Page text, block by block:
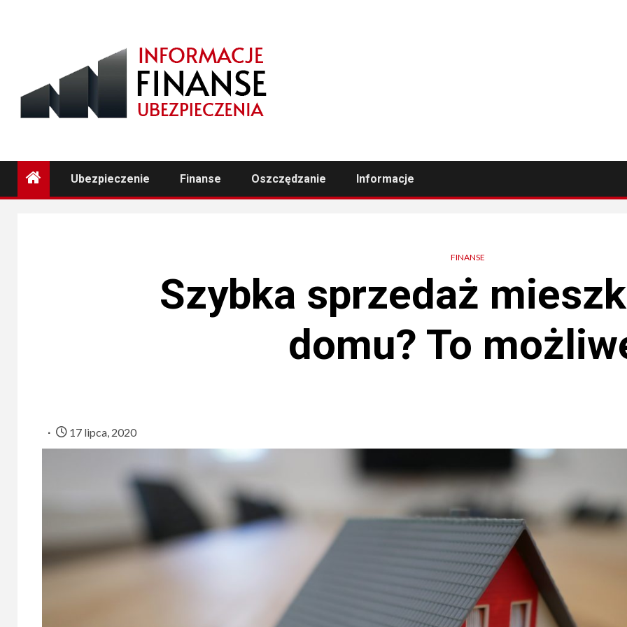
Ubezpieczenie Finanse Oszczędzanie Informacje
FINANSE
Szybka sprzedaż
domu? To
17 lipca, 2020
Ile trzeba czekać
na
UBEZPIECZENIE
Jak Skutecznie
Negocjować z